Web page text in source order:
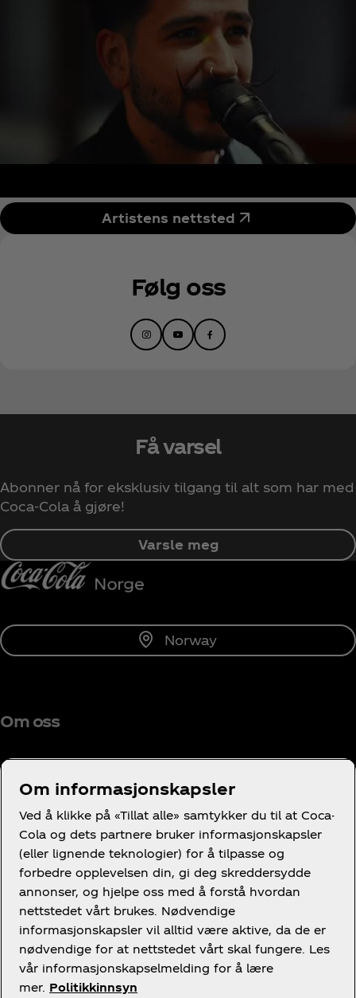
Alejandro Sanz, Camila Cabello og Myke Towers.
Turneene hans internasjonalt fortsetter å selges
Artistens nettsted
Følg oss
Få varsel
Abonner nå for eksklusiv tilgang til alt som har med
Coca‑Cola å gjøre!
Varsle meg
Norway
Om oss
Trenger du hjelp?
Juridisk
Om informasjonskapsler
Ved å klikke på «Tillat alle» samtykker du til at Coca-
Cola og dets partnere bruker informasjonskapsler
(eller lignende teknologier) for å tilpasse og
forbedre opplevelsen din, gi deg skreddersydde
annonser, og hjelpe oss med å forstå hvordan
nettstedet vårt brukes. Nødvendige
informasjonskapsler vil alltid være aktive, da de er
nødvendige for at nettstedet vårt skal fungere. Les
vår informasjonskapselmelding for å lære
mer. Politikkinnsyn